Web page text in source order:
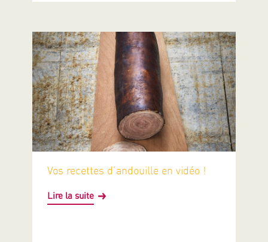
Vos recettes d’andouille en vidéo !
Lire la suite